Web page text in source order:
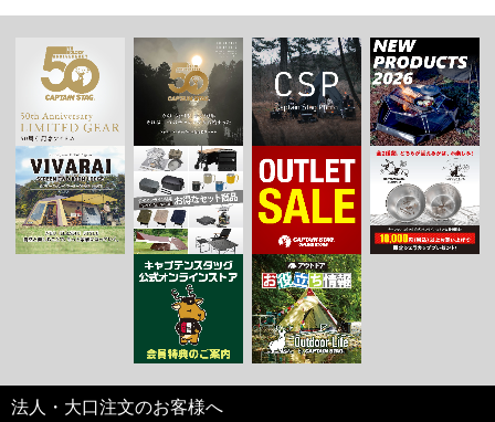
法人・大口注文のお客様へ